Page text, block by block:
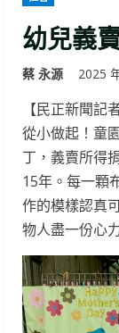
幼兒義
蔡 永源 2025
【民正新聞記
從小做起！童
丁，義賣所得
15年。每一顆
作的模樣認真
物人盡一份心